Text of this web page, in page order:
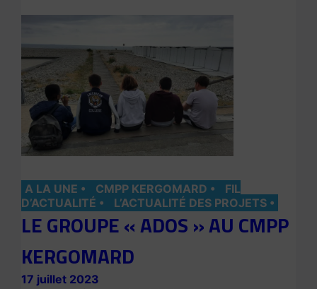
A LA UNE CMPP KERGOMARD
FIL
D’ACTUALITÉ
L’ACTUALITÉ DES PROJETS
LE GROUPE « ADOS » AU CMPP
KERGOMARD
17 juillet 2023